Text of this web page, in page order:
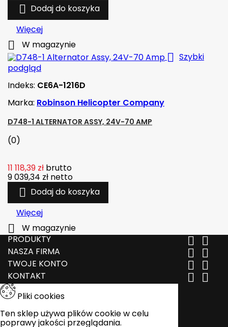
 Dodaj do koszyka
Więcej
 W magazynie
 Szybki
podgląd
Indeks: CE6A-1216D
Marka: Robinson Helicopter Company
D748-1 ALTERNATOR ASSY, 24V-70 AMP
(0)
11 118,39 zł brutto
9 039,34 zł netto
 Dodaj do koszyka
Więcej

W magazynie
PRODUKTY
 
NASZA FIRMA  
TWOJE KONTO  
KONTAKT  
Pliki cookies
Ten sklep używa plików cookie w celu
poprawy jakości przeglądania.